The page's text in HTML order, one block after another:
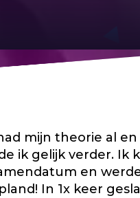
mijn theorie al
ik gelijk verder. Ik
en
In 1x keer